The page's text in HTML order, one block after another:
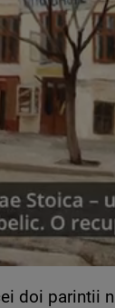
doi parintii